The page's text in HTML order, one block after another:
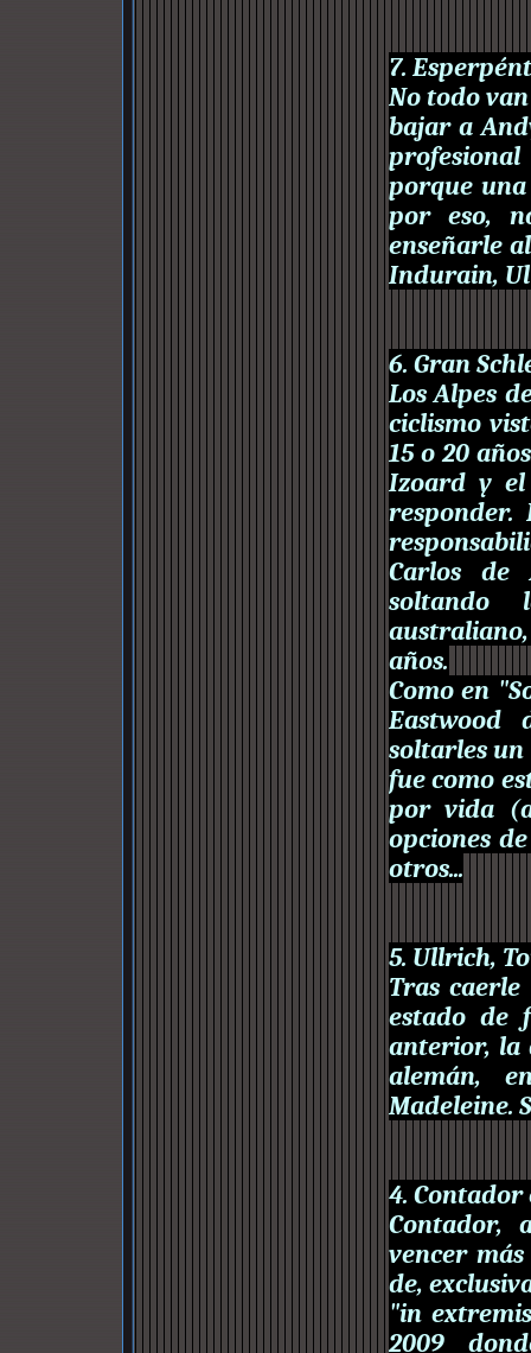
7.
No todo van
bajar a
porque
por eso,
enseñarle
Indurain,
6. Gran
Los Alpes
ciclismo
15 o 20
Izoard y el
Carlos de
soltando
años.
Como en
Eastwood
soltarles un
fue como
por vida
opciones
otros...
5. Ullrich,
Tras
estado de
anterior, la
alemán,
Madeleine.
4. Contador
Contador,
vencer
de,
"in
2009